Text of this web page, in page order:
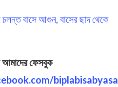
চলন্ত বাসে আগুন, বাসের ছাদ থেকে
ফেসবুক